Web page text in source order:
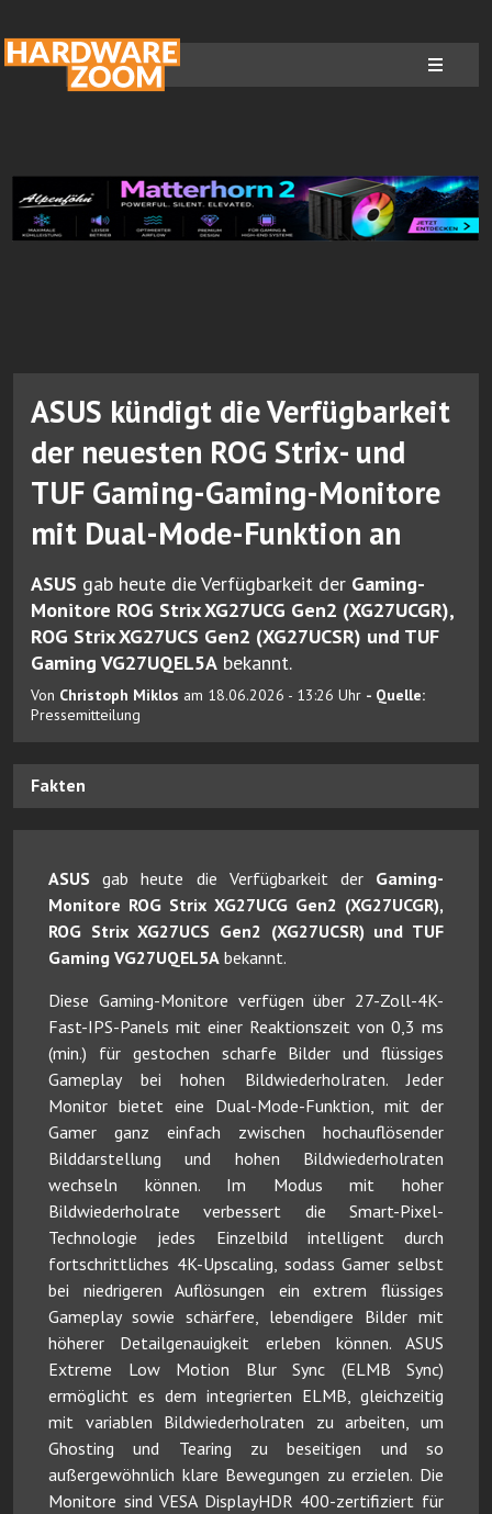
ASUS kündigt die Verfügbarkeit
der neuesten ROG Strix- und
TUF Gaming-Gaming-Monitore
mit Dual-Mode-Funktion an
ASUS gab heute die Verfügbarkeit der Gaming-
Monitore ROG Strix XG27UCG Gen2 (XG27UCGR),
ROG Strix XG27UCS Gen2 (XG27UCSR) und TUF
Gaming VG27UQEL5A bekannt.
Von Christoph Miklos am 18.06.2026 - 13:26 Uhr - Quelle:
Pressemitteilung
Fakten
ASUS gab heute die Verfügbarkeit der Gaming-
Monitore ROG Strix XG27UCG Gen2 (XG27UCGR),
ROG Strix XG27UCS Gen2 (XG27UCSR) und TUF
Gaming VG27UQEL5A bekannt.
Diese Gaming-Monitore verfügen über 27-Zoll-4K-
Fast-IPS-Panels mit einer Reaktionszeit von 0,3 ms
(min.) für gestochen scharfe Bilder und flüssiges
Gameplay bei hohen Bildwiederholraten. Jeder
Monitor bietet eine Dual-Mode-Funktion, mit der
Gamer ganz einfach zwischen hochauflösender
Bilddarstellung und hohen Bildwiederholraten
wechseln können. Im Modus mit hoher
Bildwiederholrate verbessert die Smart-Pixel-
Technologie jedes Einzelbild intelligent durch
fortschrittliches 4K-Upscaling, sodass Gamer selbst
bei niedrigeren Auflösungen ein extrem flüssiges
Gameplay sowie schärfere, lebendigere Bilder mit
höherer Detailgenauigkeit erleben können. ASUS
Extreme Low Motion Blur Sync (ELMB Sync)
ermöglicht es dem integrierten ELMB, gleichzeitig
mit variablen Bildwiederholraten zu arbeiten, um
Ghosting und Tearing zu beseitigen und so
außergewöhnlich klare Bewegungen zu erzielen. Die
Monitore sind VESA DisplayHDR 400-zertifiziert für